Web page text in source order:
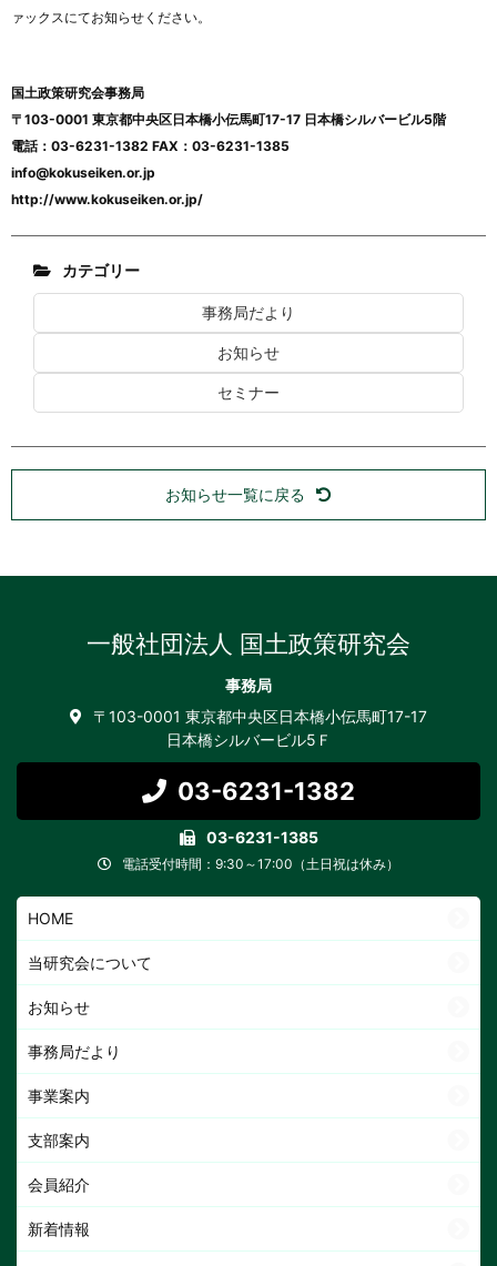
ァックスにてお知らせください。
国土政策研究会事務局
〒103-0001 東京都中央区日本橋小伝馬町17-17 日本橋シルバービル5階
電話：03-6231-1382 FAX：03-6231-1385
info@kokuseiken.or.jp
http://www.kokuseiken.or.jp/
カテゴリー
事務局だより
お知らせ
セミナー
お知らせ一覧に戻る
一般社団法人 国土政策研究会
事務局
〒103-0001 東京都中央区日本橋小伝馬町17-17
日本橋シルバービル5Ｆ
03-6231-1382
03-6231-1385
電話受付時間：9:30～17:00（土日祝は休み）
HOME
当研究会について
お知らせ
事務局だより
事業案内
支部案内
会員紹介
新着情報